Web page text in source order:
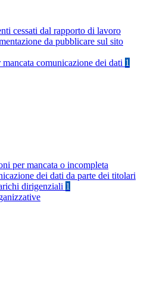
cessati dal rapporto di lavoro
da pubblicare sul sito
mancata comunicazione dei dati 1
per mancata o incompleta
dei dati da parte dei titolari
dirigenziali 1